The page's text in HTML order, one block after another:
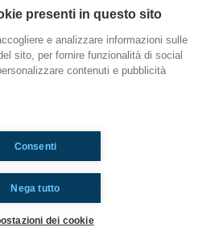
non vanno meglio!
presenti in questo sito
e analizzare informazioni sulle
sito, per fornire funzionalità di social
contenuti e pubblicità
Nega tutto
Consenti
dei cookie